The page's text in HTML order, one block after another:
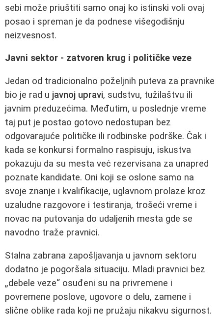
sebi može priuštiti samo onaj ko istinski voli ovaj
posao i spreman je da podnese višegodišnju
neizvesnost.
Javni sektor - zatvoren krug i političke veze
Jedan od tradicionalno poželjnih puteva za pravnike
bio je rad u javnoj upravi, sudstvu, tužilaštvu ili
javnim preduzećima. Međutim, u poslednje vreme
taj put je postao gotovo nedostupan bez
odgovarajuće političke ili rodbinske podrške. Čak i
kada se konkursi formalno raspisuju, iskustva
pokazuju da su mesta već rezervisana za unapred
poznate kandidate. Oni koji se oslone samo na
svoje znanje i kvalifikacije, uglavnom prolaze kroz
uzaludne razgovore i testiranja, trošeći vreme i
novac na putovanja do udaljenih mesta gde se
navodno traže pravnici.
Stalna zabrana zapošljavanja u javnom sektoru
dodatno je pogoršala situaciju. Mladi pravnici bez
„debele veze“ osuđeni su na privremene i
povremene poslove, ugovore o delu, zamene i
slične oblike rada koji ne pružaju nikakvu sigurnost.